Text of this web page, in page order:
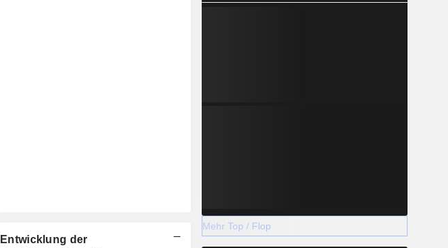
955 Mrd.
Entwicklung der
Mehr Top / Flop